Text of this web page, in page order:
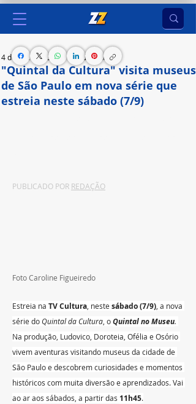
"Quintal da Cultura" visita museus
de São Paulo em nova série que
estreia neste sábado (7/9)
4 de set. de 2024 1 min de leitura
PUBLICADO POR REDAÇÃO
Foto Caroline Figueiredo
Estreia na TV Cultura , neste sábado (7/9) , a nova
série do Quintal da Cultura , o Quintal no Museu.
Na produção, Ludovico, Doroteia, Ofélia e Osório
vivem aventuras visitando museus da cidade de
São Paulo e descobrem curiosidades e momentos
históricos com muita diversão e aprendizados. Vai
ao ar aos sábados, a partir das 11h45.